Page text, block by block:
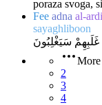
poraza svoga,
Fee adna al-ardi
sayaghliboon
سَيَغْلِبُونَ
More
2
3
4